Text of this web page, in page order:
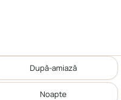
După-amiază
Noapte